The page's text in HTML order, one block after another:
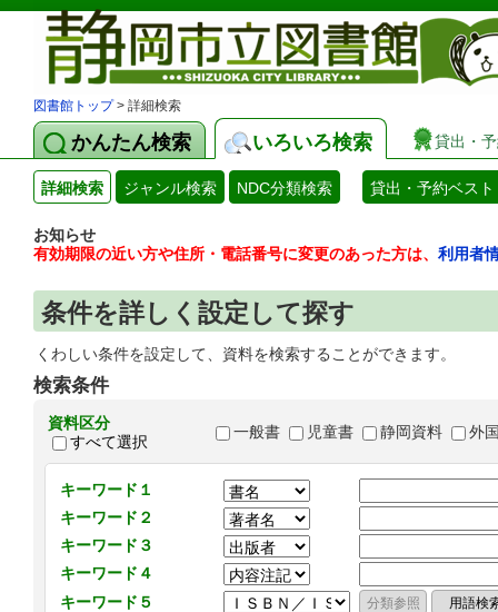
図書館トップ> 詳細検索
かんたん検索 いろいろ検索 貸出・
詳細検索 ジャンル検索 NDC分類検索 貸出・予約ベスト
お知らせ
有効期限の近い方や住所・電話番号に変更のあった方は、 利用者
条件を詳しく設定して探す
くわしい条件を設定して、資料を検索することができます。
検索条件
資料区分
すべて選択
一般書 児童書 静岡資料 外
キーワード１
キーワード２
キーワード３
キーワード４
キーワード５